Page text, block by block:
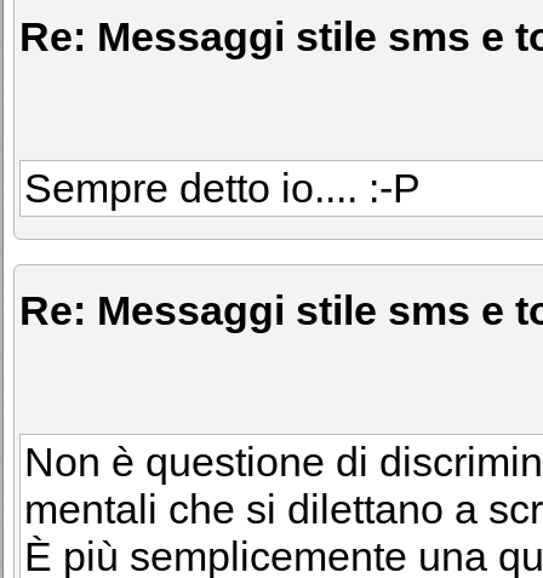
Re: Messaggi stile sms e
Sempre detto io.... :-P
Re: Messaggi stile sms e
Non è questione di
mentali che si dilettano a
È più semplicemente una